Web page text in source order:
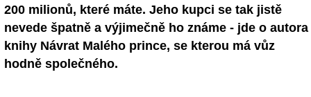
200 milionů, které máte. Jeho kupci se tak jistě
nevede špatně a výjimečně ho známe - jde o autora
knihy Návrat Malého prince, se kterou má vůz
hodně společného.